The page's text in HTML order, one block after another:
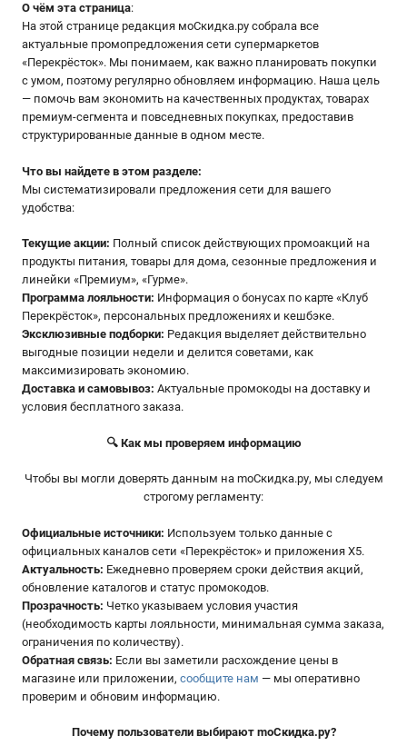
О чём эта страница:
На этой странице редакция моСкидка.ру собрала все
актуальные промопредложения сети супермаркетов
«Перекрёсток». Мы понимаем, как важно планировать покупки
с умом, поэтому регулярно обновляем информацию. Наша цель
— помочь вам экономить на качественных продуктах, товарах
премиум-сегмента и повседневных покупках, предоставив
структурированные данные в одном месте.
Что вы найдете в этом разделе:
Мы систематизировали предложения сети для вашего
удобства:
Текущие акции: Полный список действующих промоакций на
продукты питания, товары для дома, сезонные предложения и
линейки «Премиум», «Гурме».
Программа лояльности: Информация о бонусах по карте «Клуб
Перекрёсток», персональных предложениях и кешбэке.
Эксклюзивные подборки: Редакция выделяет действительно
выгодные позиции недели и делится советами, как
максимизировать экономию.
Доставка и самовывоз: Актуальные промокоды на доставку и
условия бесплатного заказа.
🔍 Как мы проверяем информацию
Чтобы вы могли доверять данным на moСкидка.ру, мы следуем
строгому регламенту:
Официальные источники: Используем только данные с
официальных каналов сети «Перекрёсток» и приложения Х5.
Актуальность: Ежедневно проверяем сроки действия акций,
обновление каталогов и статус промокодов.
Прозрачность: Четко указываем условия участия
(необходимость карты лояльности, минимальная сумма заказа,
ограничения по количеству).
Обратная связь: Если вы заметили расхождение цены в
магазине или приложении, сообщите нам — мы оперативно
проверим и обновим информацию.
Почему пользователи выбирают moСкидка.ру?